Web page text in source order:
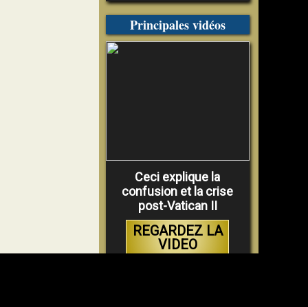
Principales vidéos
Ceci explique la
confusion et la crise
post-Vatican II
REGARDEZ LA
VIDEO